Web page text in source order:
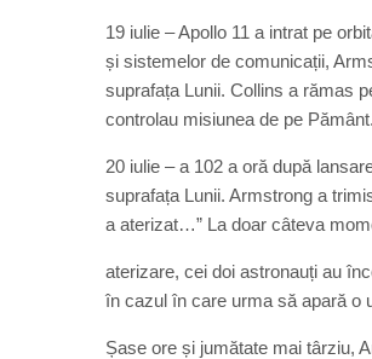
19 iulie – Apollo 11 a intrat pe
și sistemelor de comunicații,
suprafața Lunii. Collins a rămas
controlau misiunea de pe Pământ.
20 iulie – a 102 a oră după
suprafața Lunii. Armstrong a
a aterizat…” La doar câteva
aterizare, cei doi astronauți au
în cazul în care urma să apară o
Șase ore și jumătate mai târziu,